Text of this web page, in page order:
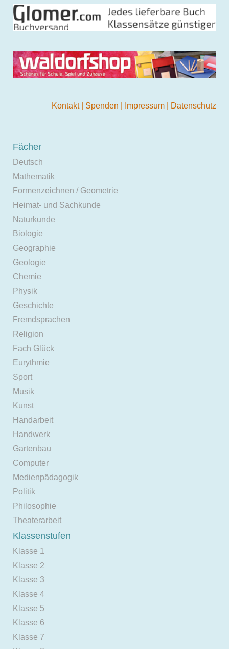
Kontakt Spenden Impressum Datenschutz
Fächer
Deutsch
Mathematik
Formenzeichnen / Geometrie
Heimat- und Sachkunde
Naturkunde
Biologie
Geographie
Geologie
Chemie
Physik
Geschichte
Fremdsprachen
Religion
Fach Glück
Eurythmie
Sport
Musik
Kunst
Handarbeit
Handwerk
Gartenbau
Computer
Medienpädagogik
Politik
Philosophie
Theaterarbeit
Klassenstufen
Klasse 1
Klasse 2
Klasse 3
Klasse 4
Klasse 5
Klasse 6
Klasse 7